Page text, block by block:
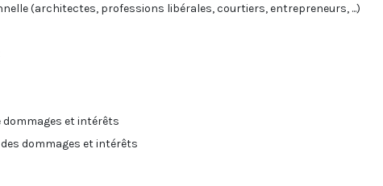
(architectes, professions libérales, courtiers, entrepreneurs, ...)
dommages et intérêts
dommages et intérêts